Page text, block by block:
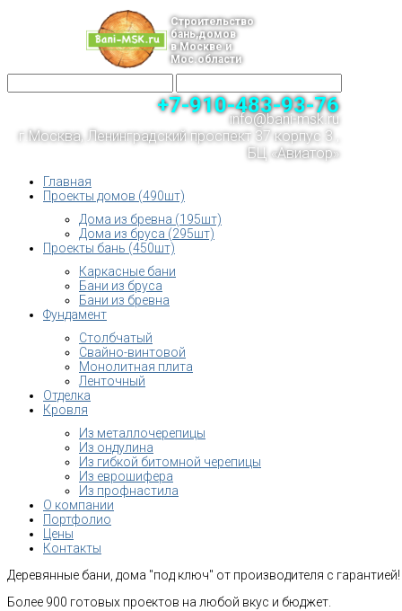
Строительство
бань,домов
в Москве и
Мос.области
+7-910-483-93-76
info@bani-msk.ru
г.Москва, Ленинградский проспект 37 корпус 3 ,
БЦ «Авиатор»
Главная
Проекты домов (490шт)
Дома из бревна (195шт)
Дома из бруса (295шт)
Проекты бань (450шт)
Каркасные бани
Бани из бруса
Бани из бревна
Фундамент
Столбчатый
Свайно-винтовой
Монолитная плита
Ленточный
Отделка
Кровля
Из металлочерепицы
Из ондулина
Из гибкой битомной черепицы
Из еврошифера
Из профнастила
О компании
Портфолио
Цены
Контакты
Деревянные бани, дома "под ключ" от производителя с гарантией!
Более 900 готовых проектов на любой вкус и бюджет.